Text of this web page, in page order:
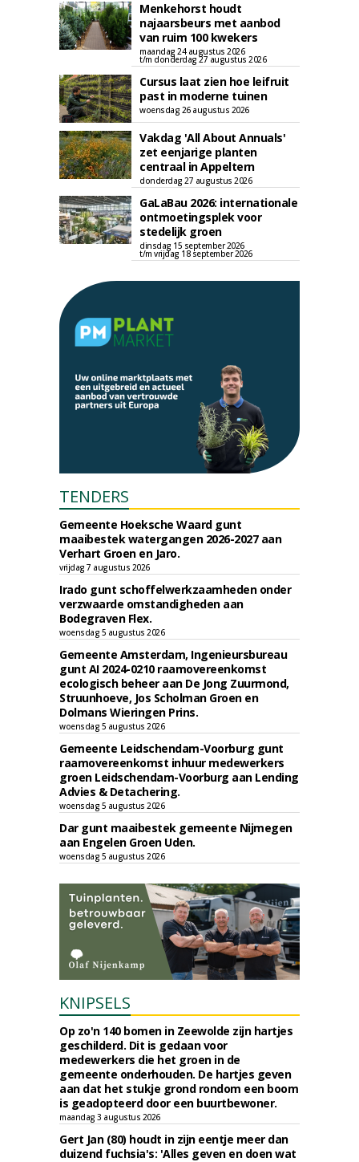
Menkehorst houdt
najaarsbeurs met aanbod
van ruim 100 kwekers
maandag 24 augustus 2026
t/m donderdag 27 augustus 2026
Cursus laat zien hoe leifruit
past in moderne tuinen
woensdag 26 augustus 2026
Vakdag 'All About Annuals'
zet eenjarige planten
centraal in Appeltern
donderdag 27 augustus 2026
GaLaBau 2026: internationale
ontmoetingsplek voor
stedelijk groen
dinsdag 15 september 2026
t/m vrijdag 18 september 2026
TENDERS
Gemeente Hoeksche Waard gunt
maaibestek watergangen 2026-2027 aan
Verhart Groen en Jaro.
vrijdag 7 augustus 2026
Irado gunt schoffelwerkzaamheden onder
verzwaarde omstandigheden aan
Bodegraven Flex.
woensdag 5 augustus 2026
Gemeente Amsterdam, Ingenieursbureau
gunt AI 2024-0210 raamovereenkomst
ecologisch beheer aan De Jong Zuurmond,
Struunhoeve, Jos Scholman Groen en
Dolmans Wieringen Prins.
woensdag 5 augustus 2026
Gemeente Leidschendam-Voorburg gunt
raamovereenkomst inhuur medewerkers
groen Leidschendam-Voorburg aan Lending
Advies & Detachering.
woensdag 5 augustus 2026
Dar gunt maaibestek gemeente Nijmegen
aan Engelen Groen Uden.
woensdag 5 augustus 2026
KNIPSELS
Op zo'n 140 bomen in Zeewolde zijn hartjes
geschilderd. Dit is gedaan voor
medewerkers die het groen in de
gemeente onderhouden. De hartjes geven
aan dat het stukje grond rondom een boom
is geadopteerd door een buurtbewoner.
maandag 3 augustus 2026
Gert Jan (80) houdt in zijn eentje meer dan
duizend fuchsia's: 'Alles geven en doen wat